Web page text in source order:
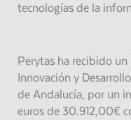
tecnologías de la
Perytas ha recibido
Innovación y
de Andalucía, por un
euros de 30.912,00€